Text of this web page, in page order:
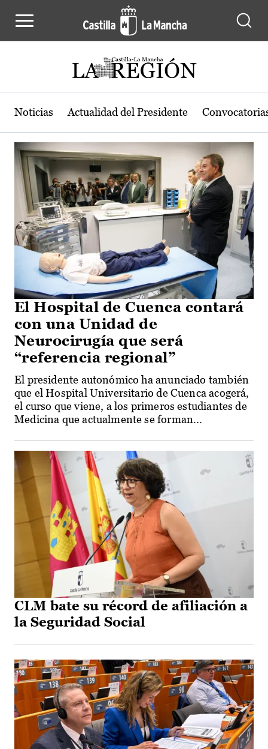
Actualidad de la región de Castilla-
Noticias Actualidad del Presidente
El Hospital de Cuenca contará
con una Unidad de
Neurocirugía que será
“referencia regional”
El presidente autonómico ha anunciado también
que el Hospital Universitario de Cuenca acogerá,
el curso que viene, a los primeros estudiantes de
Medicina que actualmente se forman...
CLM bate su récord de afiliación a
la Seguridad Social